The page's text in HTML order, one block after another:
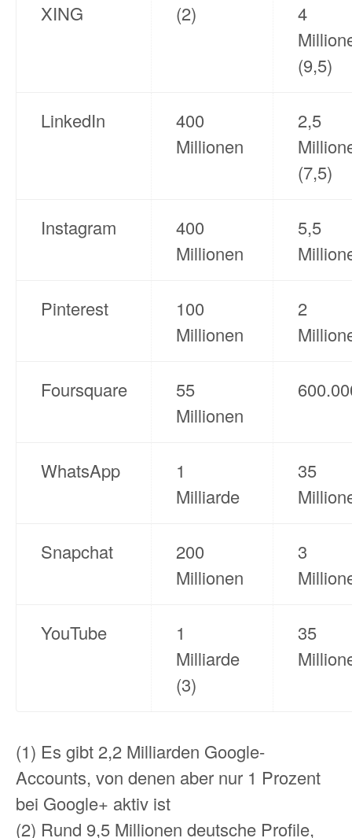
XING (2)
4
(9,5)
LinkedIn
400
Millionen
2,5
(7,5)
Instagram
400
Millionen
5,5
Pinterest
100
Millionen
2
Foursquare
55
Millionen
WhatsApp
1
Milliarde
35
Snapchat
200
Millionen
3
YouTube
1
Milliarde
(3)
35
(1) Es gibt 2,2 Milliarden Google-
Accounts, von denen aber nur 1 Prozent
bei Google+ aktiv ist
(2) Rund 9,5 Millionen deutsche Profile,